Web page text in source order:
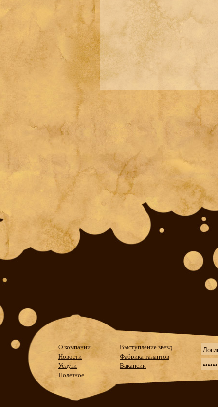
О компании
Новости
Услуги
Полезное
Выступление звезд
Фабрика талантов
Вакансии